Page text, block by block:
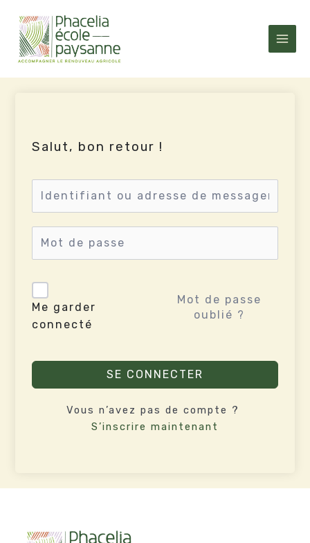
contenu
Salut, bon retour !
Me garder
connecté
Mot de passe
oublié ?
SE CONNECTER
Vous n’avez pas de compte ?
S’inscrire maintenant